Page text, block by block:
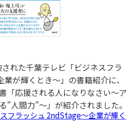
れた千葉テレビ「ビジネスフラ
が輝くとき〜」の書籍紹介に、
「応援される人になりなさい〜ア
”人間力”〜」が紹介されました。
フラッシュ 2ndStage〜企業が輝く